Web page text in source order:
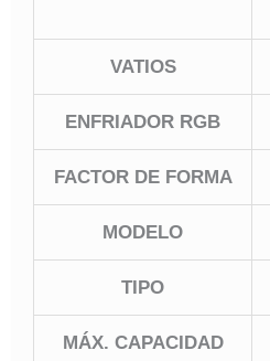
VATIOS
ENFRIADOR RGB
FACTOR DE FORMA
MODELO
TIPO
MÁX. CAPACIDAD